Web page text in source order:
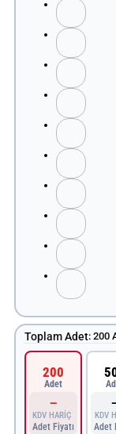
Toplam Adet:200
200
Adet
—
KDV HARİÇ
Adet Fiyatı
KDV
Adet